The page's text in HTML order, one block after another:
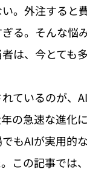
。外注すると
る。そんな悩
は、今とても
ているのが、
の急速な進化
もAIが実用的
この記事では